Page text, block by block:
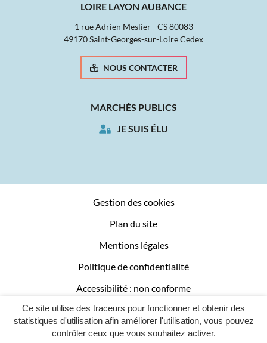
Ce site utilise des traceurs pour fonctionner et obtenir des
statistiques d'utilisation afin améliorer l'utilisation, vous pouvez
contrôler ceux que vous souhaitez activer.
LOIRE LAYON AUBANCE
1 rue Adrien Meslier - CS 80083
49170 Saint-Georges-sur-Loire Cedex
NOUS CONTACTER
MARCHÉS PUBLICS
JE SUIS ÉLU
Gestion des cookies
Plan du site
Mentions légales
Politique de confidentialité
Accessibilité : non conforme
Logement social